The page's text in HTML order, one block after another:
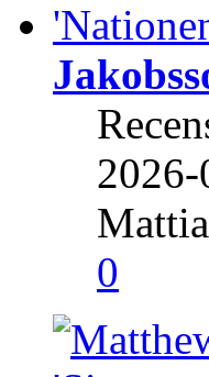
0